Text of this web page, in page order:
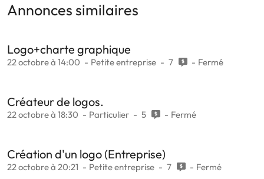
Annonces similaires
Logo+charte graphique
22 octobre à 14:00 Petite entreprise 7 Fermé
Créateur de logos.
22 octobre à 18:30 Particulier 5 Fermé
Création d'un logo (Entreprise)
22 octobre à 20:21 Petite entreprise 7 Fermé